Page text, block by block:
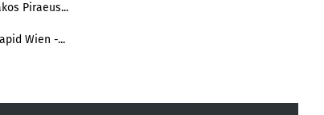
Piraeus...
Wien -...